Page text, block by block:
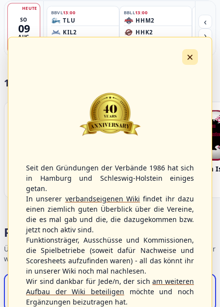
SO
09
AUG
HEUTE
BBVL13:00
TLU
KIL2
BBLL13:00
HHM2
HHK2
Ballpark
‹
›
17 Vereine im S/HBV
Bargenstedt
Beavers
Elmshorn Alligators Fehmarn
Portalbereiche
Übersicht der Verbandsbereiche – wählen Sie einen Einstieg für
weiterführende Informationen.
S/HBV-Shop
Der Onlineshop des S/HBV
×
Seit den Gründungen der Verbände 1986 hat sich
in Hamburg und Schleswig-Holstein einiges
getan.
In unserer verbandseigenen Wiki findet ihr dazu
einen ziemlich guten Überblick über die Vereine,
die es mal gab und die, die dazugekommen bzw.
jetzt noch aktiv sind.
Funktionsträger, Ausschüsse und Kommissionen,
die Spielbetriebe (soweit dafür Nachweise und
Scoresheets aufzufinden waren) - all das könnt ihr
in unserer Wiki noch mal nachlesen.
Wir sind dankbar für Jede/n, der sicham weiteren
Aufbau der Wiki beteiligen möchte und noch
Ergänzungen beizutragen hat.